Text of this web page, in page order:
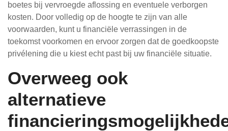
boetes bij vervroegde aflossing en eventuele verborgen
kosten. Door volledig op de hoogte te zijn van alle
voorwaarden, kunt u financiële verrassingen in de
toekomst voorkomen en ervoor zorgen dat de goedkoopste
privélening die u kiest echt past bij uw financiële situatie.
Overweeg ook
alternatieve